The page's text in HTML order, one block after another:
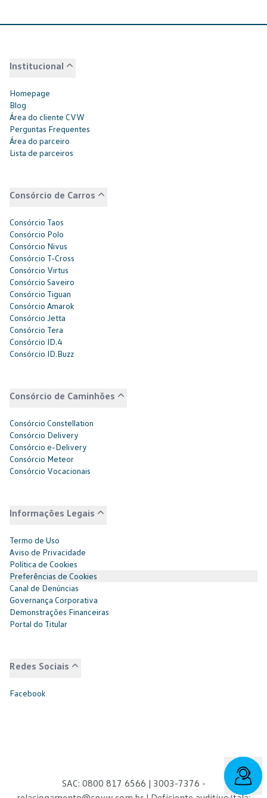
Institucional
Homepage
Blog
Área do cliente CVW
Perguntas Frequentes
Área do parceiro
Lista de parceiros
Consórcio de Carros
Consórcio Taos
Consórcio Polo
Consórcio Nivus
Consórcio T-Cross
Consórcio Virtus
Consórcio Saveiro
Consórcio Tiguan
Consórcio Amarok
Consórcio Jetta
Consórcio Tera
Consórcio ID.4
Consórcio ID.Buzz
Consórcio de Caminhões
Consórcio Constellation
Consórcio Delivery
Consórcio e-Delivery
Consórcio Meteor
Consórcio Vocacionais
Informações Legais
Termo de Uso
Aviso de Privacidade
Política de Cookies
Preferências de Cookies
Canal de Denúncias
Governança Corporativa
Demonstrações Financeiras
Portal do Titular
Redes Sociais
Facebook
SAC: 0800 817 6566 | 3003-7376 -